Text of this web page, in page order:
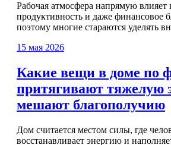
Рабочая атмосфера напрямую влияет
продуктивность и даже финансовое
поэтому многие стараются уделять
15 мая 2026
Какие вещи в доме по
притягивают тяжелую
мешают благополучию
Дом считается местом силы, где
восстанавливает энергию и